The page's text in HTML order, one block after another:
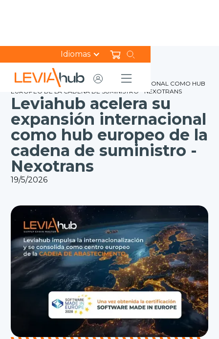
Idiomas
HOMENOTICIAS
LEVIAHUB ACELERA SU EXPANSIÓN INTERNACIONAL COMO HUB
EUROPEO DE LA CADENA DE SUMINISTRO - NEXOTRANS
Leviahub acelera su
expansión internacional
como hub europeo de la
cadena de suministro -
Nexotrans
19/5/2026